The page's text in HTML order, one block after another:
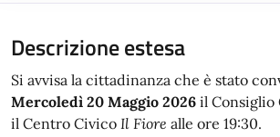
Descrizione estesa
Si avvisa la cittadinanza che è stato
Mercoledì 20 Maggio 2026 il Consiglio
il⁠ Centro Civico Il Fiore alle ore 19:30.